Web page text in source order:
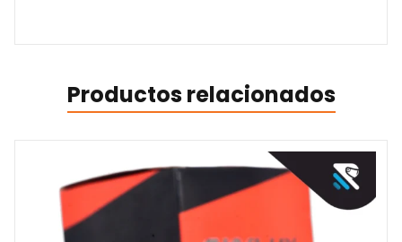
Productos relacionados